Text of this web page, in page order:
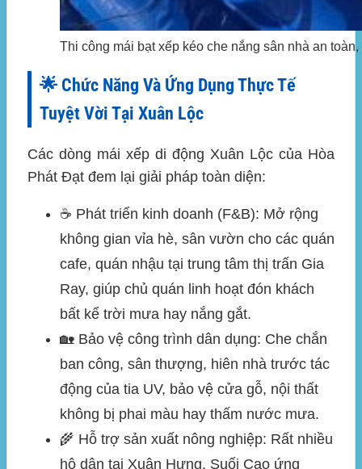
Thi công mái bạt xếp kéo che nắng sân nhà an
🌟 Chức Năng Và Ứng Dụng Thực Tế
Tuyệt Vời Tại Xuân Lộc
Các dòng mái xếp di động Xuân Lộc của Hòa
Phát Đạt đem lại giải pháp toàn diện:
☕ Phát triển kinh doanh (F&B): Mở rộng
không gian vỉa hè, sân vườn cho các quán
cafe, quán nhậu tại trung tâm thị trấn Gia
Ray, giúp chủ quán linh hoạt đón khách
bất kể trời mưa hay nắng gắt.
🏡 Bảo vệ công trình dân dụng: Che chắn
ban công, sân thượng, hiên nhà trước tác
động của tia UV, bảo vệ cửa gỗ, nội thất
không bị phai màu hay thấm nước mưa.
🌾 Hỗ trợ sản xuất nông nghiệp: Rất nhiều
hộ dân tại Xuân Hưng, Suối Cao ứng